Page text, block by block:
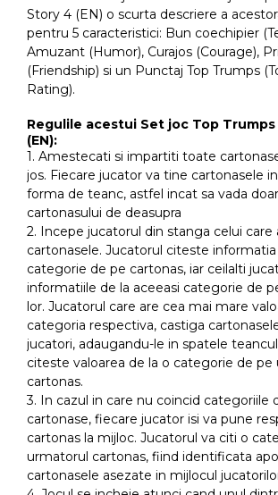
Story 4 (EN) o scurta descriere a
pentru 5 caracteristici: Bun coechipier
Amuzant (Humor), Curajos (Courage),
(Friendship) si un Punctaj Top Trumps
Rating).
Regulile acestui Set joc Top
(EN):
1. Amestecati si impartiti toate
jos. Fiecare jucator va tine cartonasele
forma de teanc, astfel incat sa vada
cartonasului de deasupra
2. Incepe jucatorul din stanga celui
cartonasele. Jucatorul citeste informatia
categorie de pe cartonas, iar ceilalti
informatiile de la aceeasi categorie de
lor. Jucatorul care are cea mai mare
categoria respectiva, castiga
jucatori, adaugandu-le in spatele
citeste valoarea de la o categorie de pe
cartonas.
3. In cazul in care nu coincid categoriile
cartonase, fiecare jucator isi va pune
cartonas la mijloc. Jucatorul va citi o
urmatorul cartonas, fiind identificata
cartonasele asezate in mijlocul